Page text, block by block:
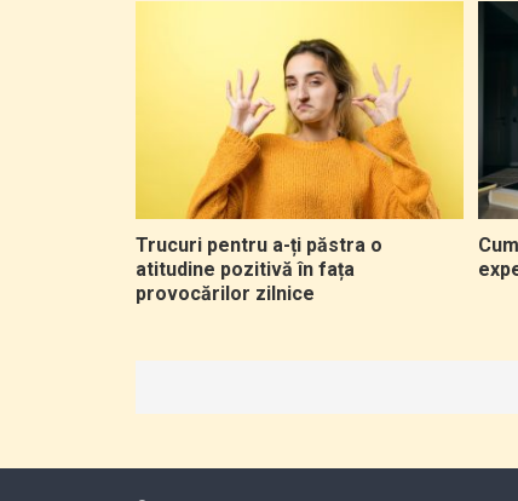
Trucuri pentru a-ți păstra o
atitudine pozitivă în fața
provocărilor zilnice